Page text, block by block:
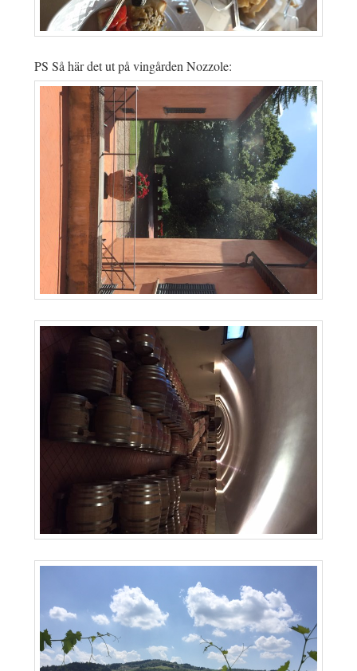
PS Så här det ut på vingården Nozzole: